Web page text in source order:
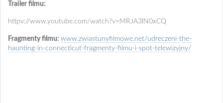
Trailer filmu:
httpv://www.youtube.com/watch?v=MRJA3lN0xCQ
Fragmenty filmu: www.zwiastunyfilmowe.net/udreczeni-the-
haunting-in-connecticut-fragmenty-filmu-i-spot-telewizyjny/